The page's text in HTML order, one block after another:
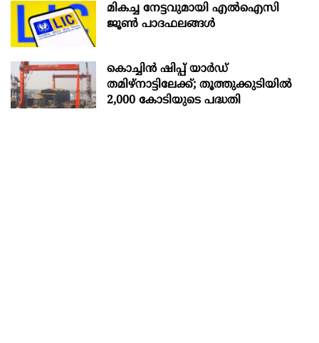
മികച്ച നേട്ടവുമായി എൽഐസി
ജൂൺ പാദഫലങ്ങൾ
കൊച്ചിന്‍ ഷിപ്പ് യാർഡ്
തമിഴ്നാട്ടിലേക്ക്; തൂത്തുക്കുടിയിൽ
2,000 കോടിയുടെ പദ്ധതി